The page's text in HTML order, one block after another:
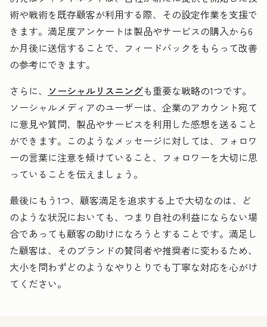
術や戦術を既存顧客が利用する際、その設定作業を支援で
きます。満足度アンケートは製品やサービスの購入から6
か月後に送信することで、フィードバックをもらって改善
の参考にできます。
さらに、 ソーシャルリスニングも重要な戦略の1つです。
ソーシャルメディアのユーザーは、企業のアカウント宛て
に意見や質問、製品やサービスを利用した感想を送ること
ができます。このようなメッセージに対しては、フォロワ
ーの言葉に注意を傾けていること、フォロワーを大切に思
っていることを伝えましょう。
最後にもう1つ、顧客満足を追求する上で大切なのは、ど
のような状況においても、つまり自社の利益にならない場
合であっても顧客の助けになろうとすることです。満足し
た顧客は、そのブランドの賛同者や推奨者に変わるため、
大小を問わずどのようなやりとりでも丁寧な対応を心がけ
てください。